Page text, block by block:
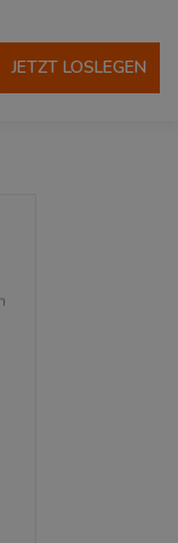
JETZT LOSLEGEN